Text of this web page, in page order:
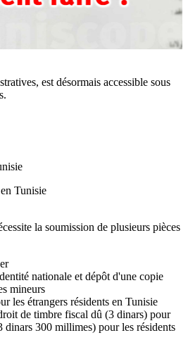
est désormais accessible sous
Tunisie
la soumission de plusieurs pièces
nationale et dépôt d'une copie
mineurs
les étrangers résidents en Tunisie
de timbre fiscal dû (3 dinars) pour
dinars 300 millimes) pour les résidents